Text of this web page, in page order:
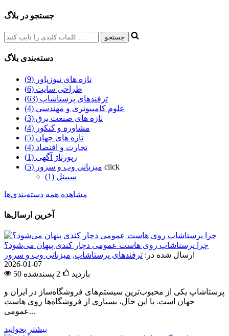
جستجو در بلاگ
دسته‌بندی بلاگ
تازه های نیوزپاور (9)
طراحی سایت (6)
ترفندهای پرستاشاپ (63)
علوم کامپیوتری و مهندسی (4)
تازه های صنعت برق (3)
مشاوره و کنکور (4)
تازه های جهان (5)
تجارت و اقتصاد (4)
رپورتاژ آگهی (1)
میزبانی وب و سرور (5) click
سیپنل (1)
مشاهده همه دسته‌بندی‌ها
آخرین ارسال‌ها
چرا پرستاشاپ روی هاست عمومی دچار کندی پنهان می‌شود؟
ارسال شده در: ترفندهای پرستاشاپ, میزبانی وب و سرور
2026-01-07
50 بازدید
2 پسندشده
پرستاشاپ یکی از محبوب‌ترین سیستم‌های فروشگاه‌ساز در ایران و
جهان است. با این حال، بسیاری از فروشگاه‌ها روی هاست
عمومی...
بیشتر بخوانید